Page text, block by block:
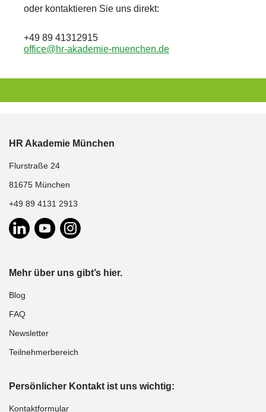
oder kontaktieren Sie uns direkt:
+49 89 41312915
office@hr-akademie-muenchen.de
HR Akademie München
Flurstraße 24
81675 München
+49 89 4131 2913
Mehr über uns gibt’s hier.
Blog
FAQ
Newsletter
Teilnehmerbereich
Persönlicher Kontakt ist uns wichtig:
Kontaktformular